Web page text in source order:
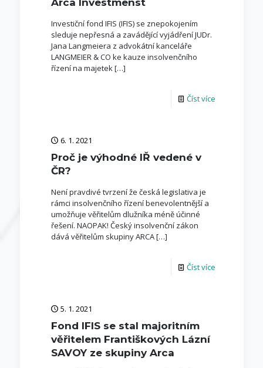
Arca Investmenst
Investiční fond IFIS (IFIS) se znepokojením
sleduje nepřesná a zavádějící vyjádření JUDr.
Jana Langmeiera z advokátní kanceláře
LANGMEIER & CO ke kauze insolvenčního
řízení na majetek[…]
Číst více
6. 1. 2021
Proč je výhodné IŘ vedené v
ČR?
Není pravdivé tvrzení že česká legislativa je
rámci insolvenčního řízení benevolentnější a
umožňuje věřitelům dlužníka méně účinné
řešení. NAOPAK! Český insolvenční zákon
dává věřitelům skupiny ARCA[…]
Číst více
5. 1. 2021
Fond IFIS se stal majoritním
věřitelem Františkových Lázní
SAVOY ze skupiny Arca